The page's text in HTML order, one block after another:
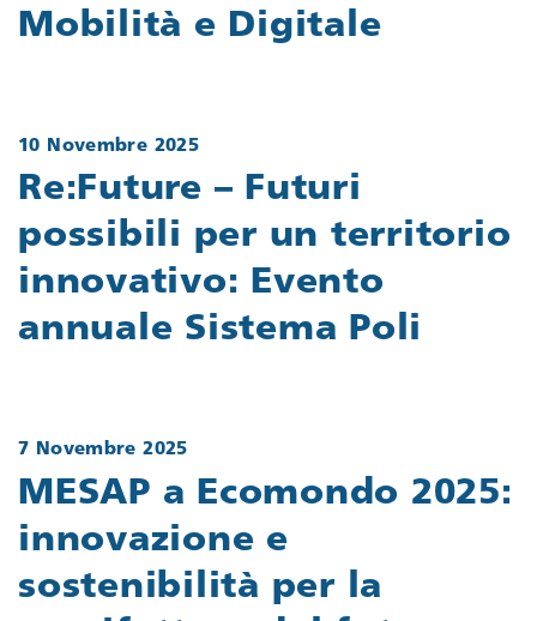
Mobilità e Digitale
10 Novembre 2025
Re:Future – Futuri
possibili per un territorio
innovativo: Evento
annuale Sistema Poli
7 Novembre 2025
MESAP a Ecomondo 2025:
innovazione e
sostenibilità per la